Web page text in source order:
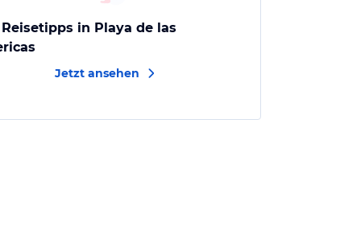
in Playa de las
Jetzt ansehen